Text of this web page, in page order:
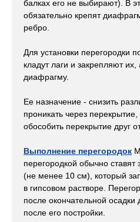
балках его не выбирают). В
обязательно крепят
ребро.
Для установки перегородки
кладут лаги и закрепляют
диафрагму.
Ее назначение - снизить
проникать через
обособить перекрытие друг
Выполнение перегородок
перегородкой обычно ставят
(не менее 10 см), который
в гипсовом растворе.
после окончательной
после его постройки.